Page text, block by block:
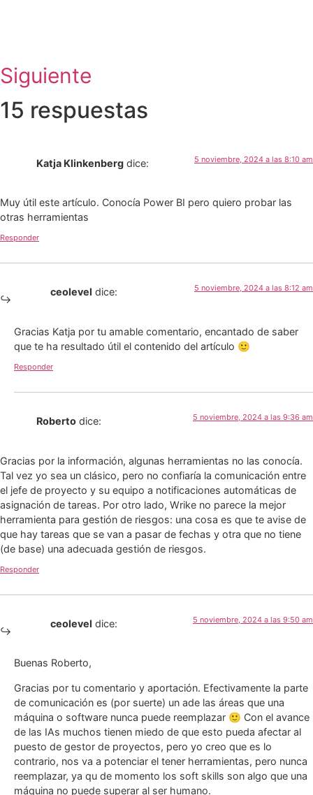
Siguiente
15 respuestas
Katja Klinkenberg dice: 5 noviembre, 2024 a las 8:10 am
Muy útil este artículo. Conocía Power BI pero quiero probar las
otras herramientas
Responder
ceolevel dice: 5 noviembre, 2024 a las 8:12 am
Gracias Katja por tu amable comentario, encantado de saber
que te ha resultado útil el contenido del artículo 🙂
Responder
Roberto dice: 5 noviembre, 2024 a las 9:36 am
Gracias por la información, algunas herramientas no las conocía.
Tal vez yo sea un clásico, pero no confiaría la comunicación entre
el jefe de proyecto y su equipo a notificaciones automáticas de
asignación de tareas. Por otro lado, Wrike no parece la mejor
herramienta para gestión de riesgos: una cosa es que te avise de
que hay tareas que se van a pasar de fechas y otra que no tiene
(de base) una adecuada gestión de riesgos.
Responder
ceolevel dice: 5 noviembre, 2024 a las 9:50 am
Buenas Roberto,
Gracias por tu comentario y aportación. Efectivamente la parte
de comunicación es (por suerte) un ade las áreas que una
máquina o software nunca puede reemplazar 🙂 Con el avance
de las IAs muchos tienen miedo de que esto pueda afectar al
puesto de gestor de proyectos, pero yo creo que es lo
contrario, nos va a potenciar el tener herramientas, pero nunca
reemplazar, ya qu de momento los soft skills son algo que una
máquina no puede superar al ser humano.